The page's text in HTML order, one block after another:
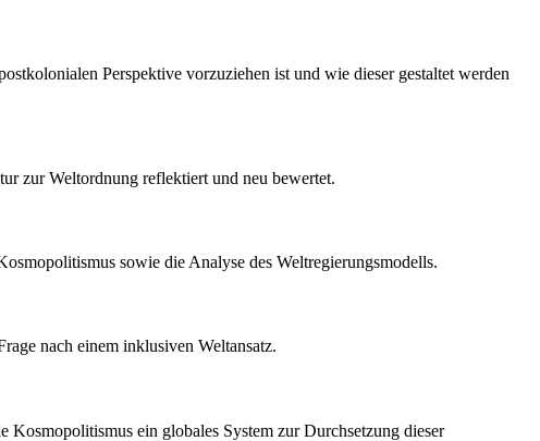
Perspektive vorzuziehen ist und wie dieser gestaltet werden
zur Weltordnung reflektiert und neu bewertet.
sowie die Analyse des Weltregierungsmodells.
nach einem inklusiven Weltansatz.
ein globales System zur Durchsetzung dieser